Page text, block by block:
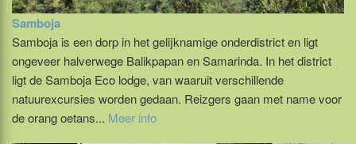
Samboja
Samboja is een dorp in het gelijknamige onderdistrict en ligt
ongeveer halverwege Balikpapan en Samarinda. In het district
ligt de Samboja Eco lodge, van waaruit verschillende
natuurexcursies worden gedaan. Reizgers gaan met name voor
de orang oetans... Meer info